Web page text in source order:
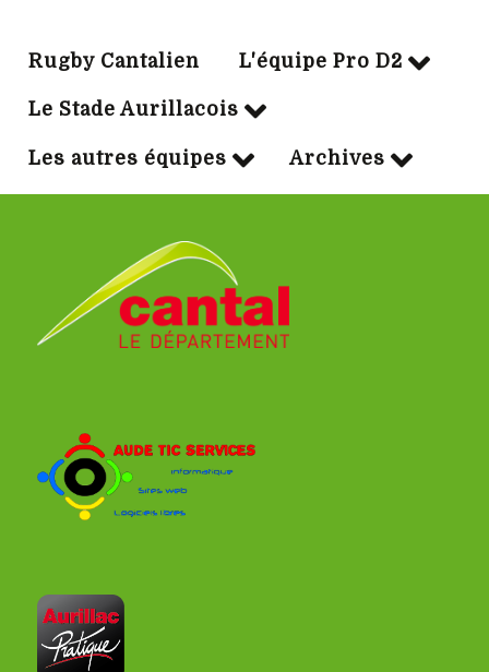
Rugby Cantalien L'équipe Pro D2
Le Stade Aurillacois
Les autres équipes Archives